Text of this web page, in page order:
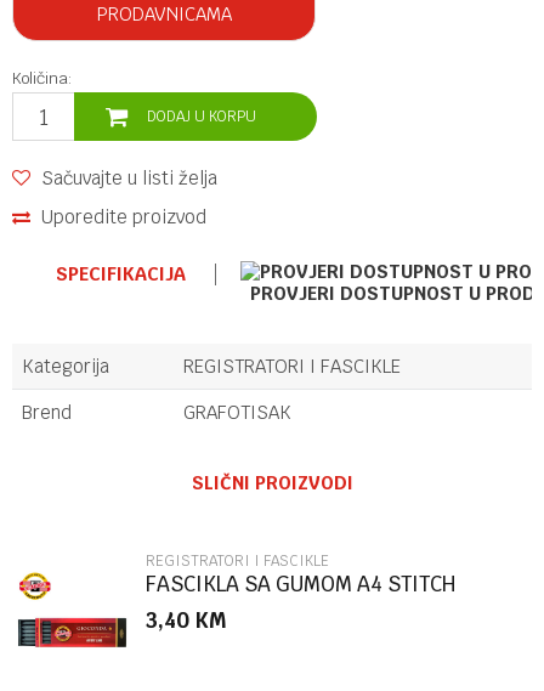
PRODAVNICAMA
Količina:
DODAJ U KORPU
Sačuvajte u listi želja
Uporedite proizvod
SPECIFIKACIJA
PROVJERI DOSTUPNOST U
Kategorija
REGISTRATORI I FASCIKLE
Brend
GRAFOTISAK
Poruka
SLIČNI PROIZVODI
REGISTRATORI I FASCIKLE
FASCIKLA SA GUMOM A4 STITCH
86504
3,40 KM